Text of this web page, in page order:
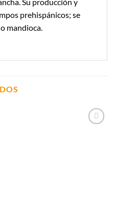
prehispánicos; se
mandioca.